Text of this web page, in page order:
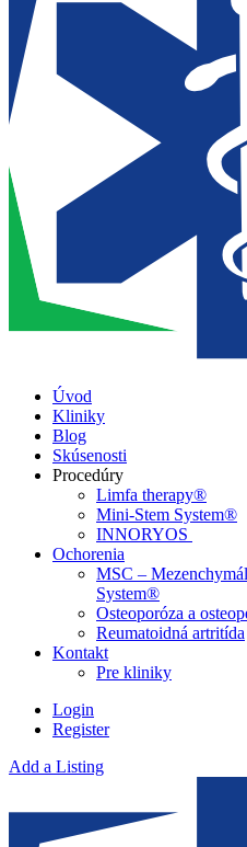
Úvod
Kliniky
Blog
Skúsenosti
Procedúry
Limfa therapy®
Mini-Stem System®
INNORYOS
Ochorenia
MSC –
System®
Osteoporóza a
Reumatoidná artritída
Kontakt
Pre kliniky
Login
Register
Add a Listing